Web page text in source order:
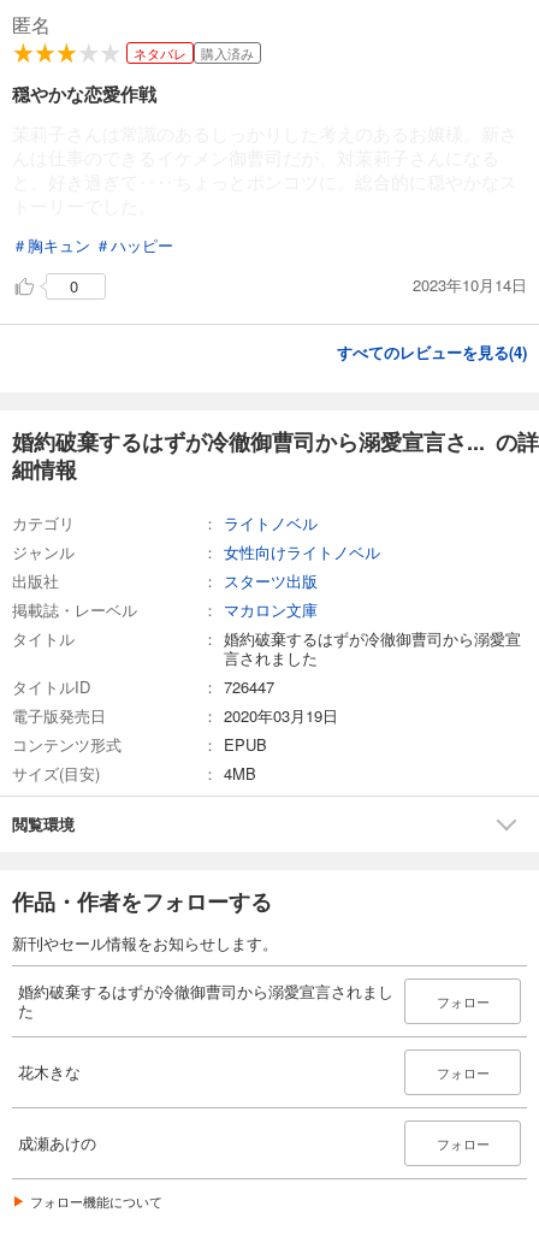
匿名
ネタバレ 購入済み
穏やかな恋愛作戦
＃胸キュン ＃ハッピー
0
2023年10月14日
すべてのレビューを見る(4)
婚約破棄するはずが冷徹御曹司から溺愛宣言さ... の詳
細情報
カテゴリ
ライトノベル
ジャンル
女性向けライトノベル
出版社
スターツ出版
掲載誌・レーベル
マカロン文庫
タイトル
婚約破棄するはずが冷徹御曹司から溺愛宣
言されました
タイトルID
726447
電子版発売日
2020年03月19日
コンテンツ形式
EPUB
サイズ(目安)
4MB
閲覧環境
作品・作者をフォローする
新刊やセール情報をお知らせします。
婚約破棄するはずが冷徹御曹司から溺愛宣言されまし
た
フォロー
花木きな フォロー
成瀬あけの フォロー
フォロー機能について